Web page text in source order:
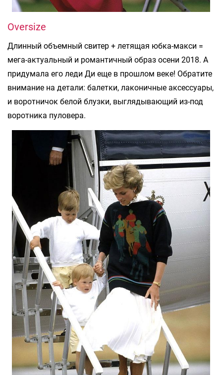
Oversize
Длинный объемный свитер + летящая юбка-макси =
мега-актуальный и романтичный образ осени 2018. А
придумала его леди Ди еще в прошлом веке! Обратите
внимание на детали: балетки, лаконичные аксессуары,
и воротничок белой блузки, выглядывающий из-под
воротника пуловера.